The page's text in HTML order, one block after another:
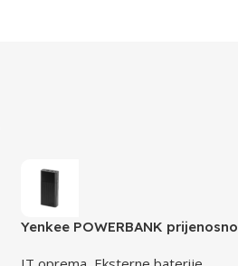
Yenkee POWERBANK prijenosno